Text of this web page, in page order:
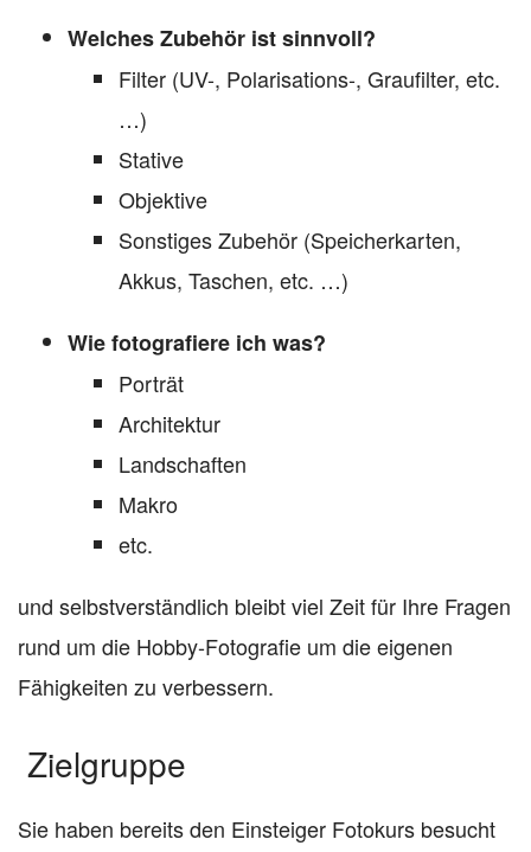
Welches Zubehör ist sinnvoll?
Filter (UV-, Polarisations-, Graufilter, etc.
…)
Stative
Objektive
Sonstiges Zubehör (Speicherkarten,
Akkus, Taschen, etc. …)
Wie fotografiere ich was?
Porträt
Architektur
Landschaften
Makro
etc.
und selbstverständlich bleibt viel Zeit für Ihre Fragen
rund um die Hobby-Fotografie um die eigenen
Fähigkeiten zu verbessern.
Zielgruppe
Sie haben bereits den Einsteiger Fotokurs besucht